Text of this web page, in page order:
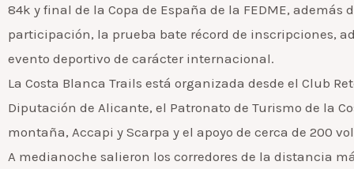
84k y final de la Copa de España de la FEDME, además
participación, la prueba bate récord de inscripciones,
evento deportivo de carácter internacional.
La Costa Blanca Trails está organizada desde el Club
Diputación de Alicante, el Patronato de Turismo de la
montaña, Accapi y Scarpa y el apoyo de cerca de 200
A medianoche salieron los corredores de la distancia